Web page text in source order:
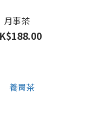
月事茶